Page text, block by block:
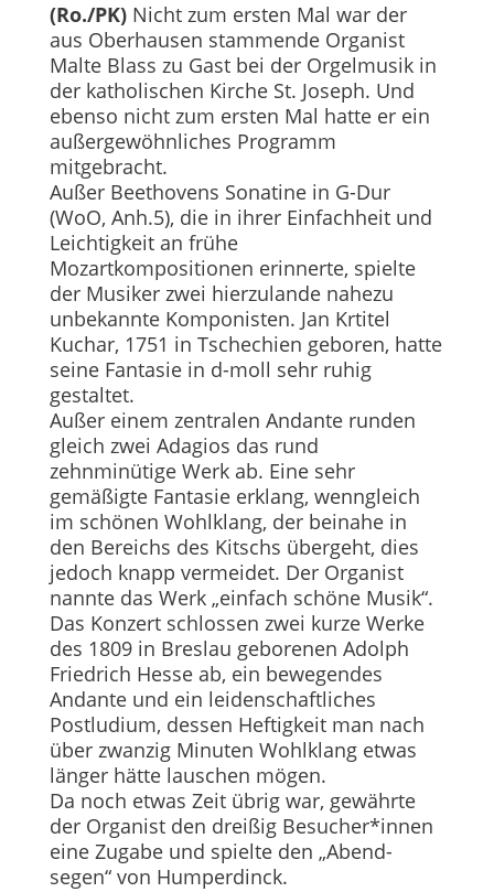
(Ro./PK) Nicht zum ersten Mal war der
aus Oberhausen stammende Organist
Malte Blass zu Gast bei der Orgelmusik in
der katholischen Kirche St. Joseph. Und
ebenso nicht zum ersten Mal hatte er ein
außergewöhnliches Programm
mitgebracht.
Außer Beethovens Sonatine in G-Dur
(WoO, Anh.5), die in ihrer Einfachheit und
Leichtigkeit an frühe
Mozartkompositionen erinnerte, spielte
der Musiker zwei hierzulande nahezu
unbekannte Komponisten. Jan Krtitel
Kuchar, 1751 in Tschechien geboren, hatte
seine Fantasie in d-moll sehr ruhig
gestaltet.
Außer einem zentralen Andante runden
gleich zwei Adagios das rund
zehnminütige Werk ab. Eine sehr
gemäßigte Fantasie erklang, wenngleich
im schönen Wohlklang, der beinahe in
den Bereichs des Kitschs übergeht, dies
jedoch knapp vermeidet. Der Organist
nannte das Werk „einfach schöne Musik“.
Das Konzert schlossen zwei kurze Werke
des 1809 in Breslau geborenen Adolph
Friedrich Hesse ab, ein bewegendes
Andante und ein leidenschaftliches
Postludium, dessen Heftigkeit man nach
über zwanzig Minuten Wohlklang etwas
länger hätte lauschen mögen.
Da noch etwas Zeit übrig war, gewährte
der Organist den dreißig Besucher*innen
eine Zugabe und spielte den „Abend­
segen“ von Humperdinck.